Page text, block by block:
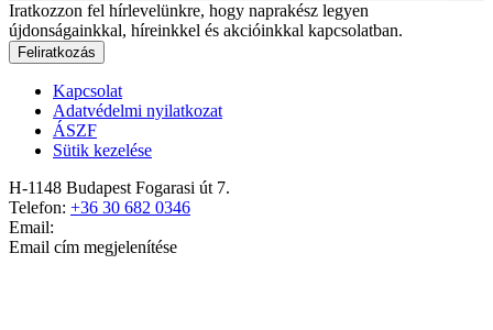
Iratkozzon fel hírlevelünkre, hogy naprakész legyen
újdonságainkkal, híreinkkel és akcióinkkal kapcsolatban.
Feliratkozás
Kapcsolat
Adatvédelmi nyilatkozat
ÁSZF
Sütik kezelése
H-1148 Budapest Fogarasi út 7.
Telefon: +36 30 682 0346
Email:
Email cím megjelenítése